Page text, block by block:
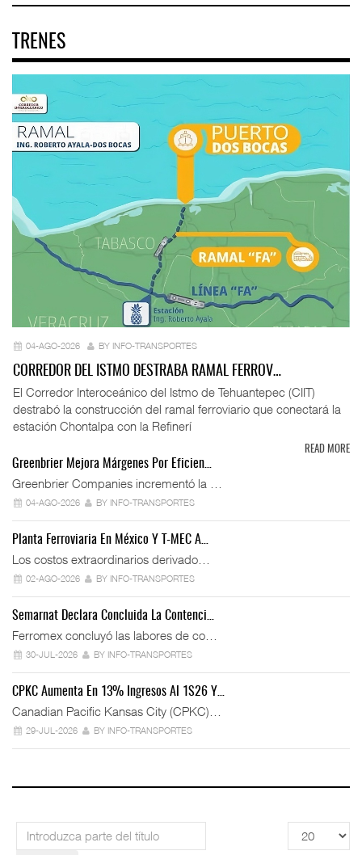
TRENES
04-AGO-2026 BY INFO-TRANSPORTES
CORREDOR DEL ISTMO DESTRABA RAMAL FERROV…
El Corredor Interoceánico del Istmo de Tehuantepec (CIIT)
destrabó la construcción del ramal ferroviario que conectará la
estación Chontalpa con la Refinerí
READ MORE
Greenbrier Mejora Márgenes Por Eficien…
Greenbrier Companies incrementó la …
04-AGO-2026 BY INFO-TRANSPORTES
Planta Ferroviaria En México Y T-MEC A…
Los costos extraordinarios derivado…
02-AGO-2026 BY INFO-TRANSPORTES
Semarnat Declara Concluida La Contenci…
Ferromex concluyó las labores de co…
30-JUL-2026 BY INFO-TRANSPORTES
CPKC Aumenta En 13% Ingresos Al 1S26 Y…
Canadian Pacific Kansas City (CPKC)…
29-JUL-2026 BY INFO-TRANSPORTES
Introduzca
parte
Cantidad
a